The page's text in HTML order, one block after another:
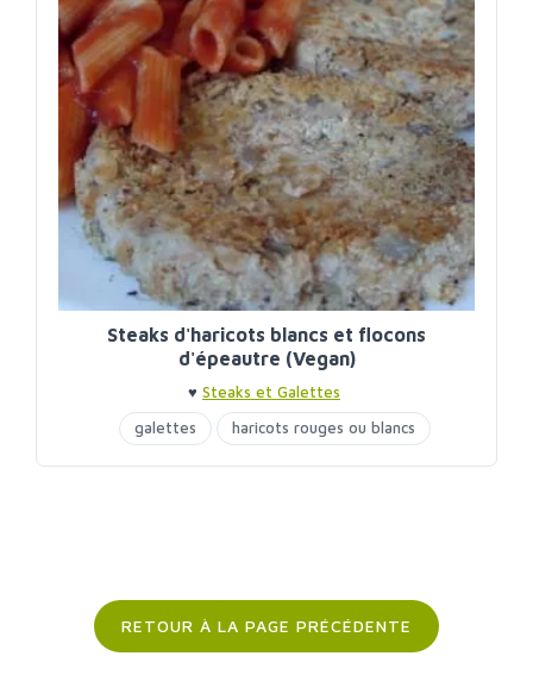
Steaks d'haricots blancs et flocons
d'épeautre (Vegan)
♥ Steaks et Galettes
galettes
haricots rouges ou blancs
RETOUR À LA PAGE PRÉCÉDENTE